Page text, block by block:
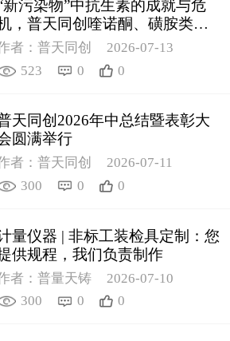
新污染物”中抗生素的成就与危
，普天同创喹诺酮、磺胺类质
新品筑牢环境安全防线
者：普天同创
2026-07-13
523
0 0
天同创2026年中总结暨表彰大
圆满举行
者：普天同创
2026-07-11
300
0 0
量仪器 | 非标工装检具定制：您
供规程，我们负责制作
者：普量天铸
2026-07-10
300
0 0